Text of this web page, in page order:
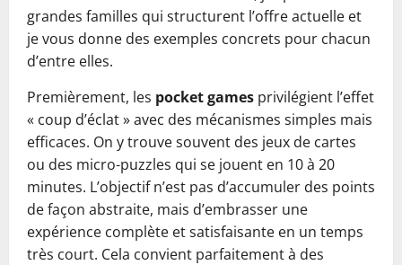
grandes familles qui structurent l’offre actuelle et
je vous donne des exemples concrets pour chacun
d’entre elles.
Premièrement, les pocket games privilégient l’effet
« coup d’éclat » avec des mécanismes simples mais
efficaces. On y trouve souvent des jeux de cartes
ou des micro-puzzles qui se jouent en 10 à 20
minutes. L’objectif n’est pas d’accumuler des points
de façon abstraite, mais d’embrasser une
expérience complète et satisfaisante en un temps
très court. Cela convient parfaitement à des